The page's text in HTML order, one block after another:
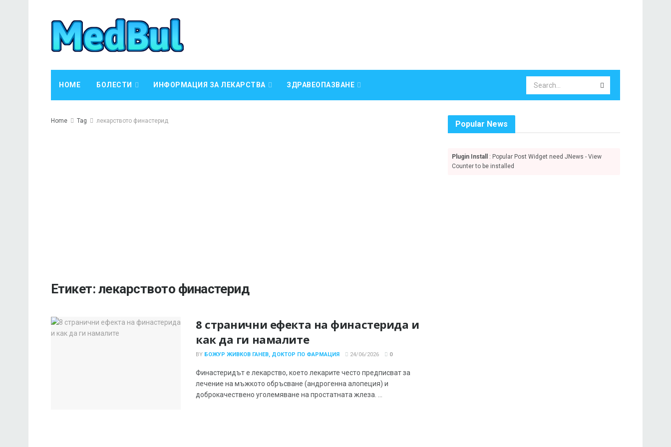
HOME БОЛЕСТИ ИНФОРМАЦИЯ ЗА ЛЕКАРСТВА ЗДРАВЕОПАЗВАНЕ
Home Tag лекарството финастерид
Етикет: лекарството финастерид
8 странични ефекта на финастерида и
как да ги намалите
BY БОЖУР ЖИВКОВ ГАНЕВ, ДОКТОР ПО ФАРМАЦИЯ 24/06/2026 0
Финастеридът е лекарство, което лекарите често предписват за
лечение на мъжкото обръсване (андрогенна алопеция) и
доброкачествено уголемяване на простатната жлеза. ...
Popular News
Plugin Install
: Popular Post Widget need JNews - View
Counter to be installed